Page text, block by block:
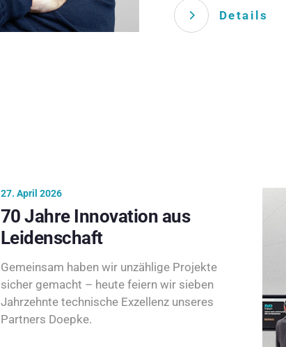
Details
27. April 2026
70 Jahre Innovation aus
Leidenschaft
Gemeinsam haben wir unzählige Projekte
sicher gemacht – heute feiern wir sieben
Jahrzehnte technische Exzellenz unseres
Partners Doepke.